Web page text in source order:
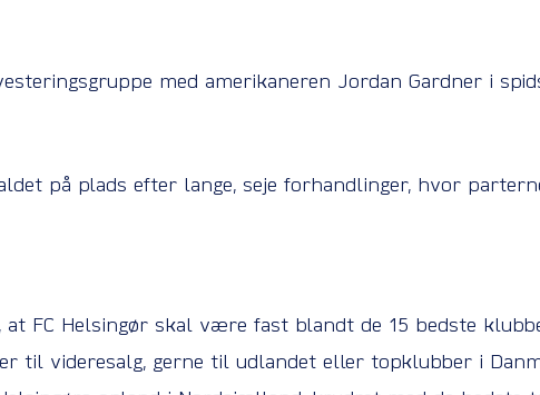
med amerikaneren Jordan Gardner i
på plads efter lange, seje forhandlinger, hvor
at FC Helsingør skal være fast blandt de 15 bedste
til videresalg, gerne til udlandet eller topklubber i